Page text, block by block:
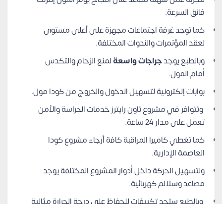
فائق السرعة.
كما توجد غرفة اجتماعات مجهزة على أعلى مستوى
لعقد المؤتمرات والندوات المختلفة.
وبالطبع يوجدجراجات واسعةلمنع الزحام والتكدس
أمام المول.
بوابات إلكترونية لتسهيل الدخول والخروج من كودا مول.
وتتوافر في مشروع تاون رايترز خدمات الحراسة والأمن
تعمل على مدار 24 ساعة.
كما تغطي كاميرا المراقبة كافة أرجاء مشروع كودا
العاصمة الإدارية.
ولتسهيل الحركة داخل أدوار المشروع المختلفة يوجد
مصاعد وسلالم كهربائية.